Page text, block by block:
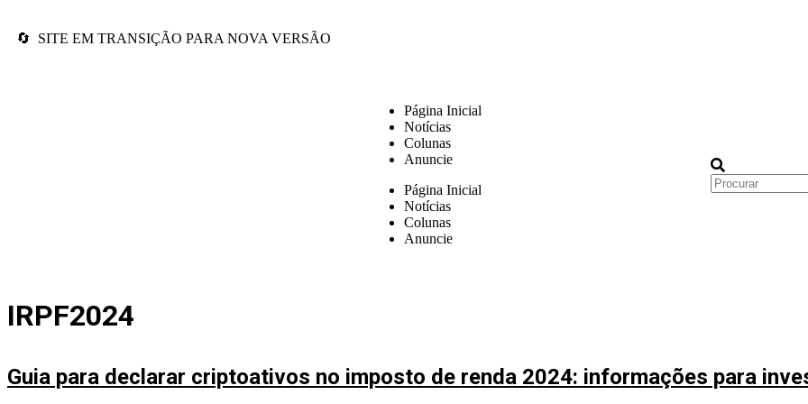
🔄 SITE EM TRANSIÇÃO PARA NOVA VERSÃO
Página Inicial
Notícias
Colunas
Anuncie
Página Inicial
Notícias
Colunas
Anuncie
IRPF2024
Guia para declarar criptoativos no imposto de renda 2024: informações para